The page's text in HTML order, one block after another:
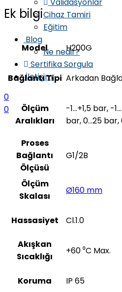
Cihaz Tamiri
Eğitim
Blog
Ne nedir?
Sertifika Sorgula
İletişim
0
0
Ek bilgi
Model H200G
Bağlantı Tipi Arkadan
Ölçüm
Aralıkları
-1…+1,5 bar, -
bar, 0…25
Proses
Bağlantı
Ölçüsü
G1/2B
Ölçüm
Skalası
Ø160 mm
Hassasiyet Cl.1.0
Akışkan
Sıcaklığı
+60 ⁰C Max.
Koruma IP 65